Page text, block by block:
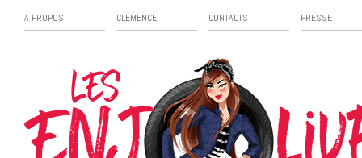
A PROPOS CLÉMENCE CONTACTS PRESSE